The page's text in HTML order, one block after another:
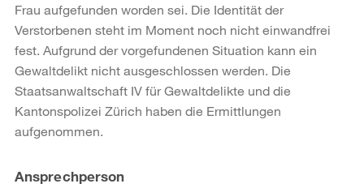
Frau aufgefunden worden sei. Die Identität der
Verstorbenen steht im Moment noch nicht einwandfrei
fest. Aufgrund der vorgefundenen Situation kann ein
Gewaltdelikt nicht ausgeschlossen werden. Die
Staatsanwaltschaft IV für Gewaltdelikte und die
Kantonspolizei Zürich haben die Ermittlungen
aufgenommen.
Weitere
Ansprechperson